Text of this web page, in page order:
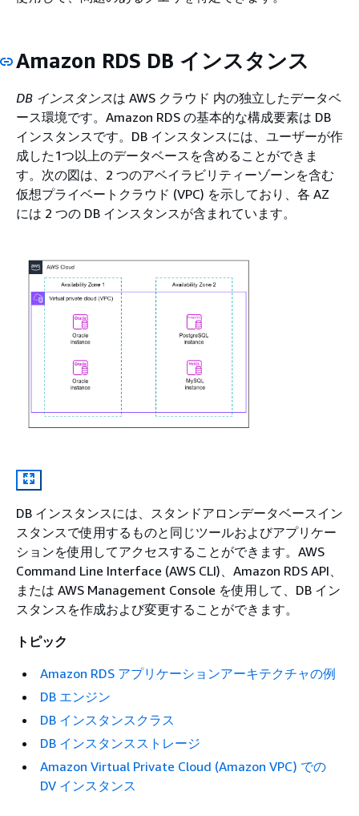
Amazon RDS DB インスタンス
DB インスタンスは AWS クラウド 内の独立したデータベ
ース環境です。Amazon RDS の基本的な構成要素は DB
インスタンスです。DB インスタンスには、ユーザーが作
成した1つ以上のデータベースを含めることができま
す。次の図は、2 つのアベイラビリティーゾーンを含む
仮想プライベートクラウド (VPC) を示しており、各 AZ
には 2 つの DB インスタンスが含まれています。
DB インスタンスには、スタンドアロンデータベースイン
スタンスで使用するものと同じツールおよびアプリケー
ションを使用してアクセスすることができます。AWS
Command Line Interface (AWS CLI)、Amazon RDS API、
または AWS Management Console を使用して、DB イン
スタンスを作成および変更することができます。
トピック
Amazon RDS アプリケーションアーキテクチャの例
DB エンジン
DB インスタンスクラス
DB インスタンスストレージ
Amazon Virtual Private Cloud (Amazon VPC) での
DV インスタンス